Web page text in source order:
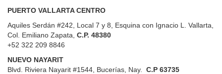
PUERTO VALLARTA CENTRO
Aquiles Serdán #242, Local 7 y 8, Esquina con Ignacio L. Vallarta,
Col. Emiliano Zapata, C.P. 48380
+52 322 209 8846
NUEVO NAYARIT
Blvd.
Riviera Nayarit #1544, Bucerías, Nay. C.P 63735